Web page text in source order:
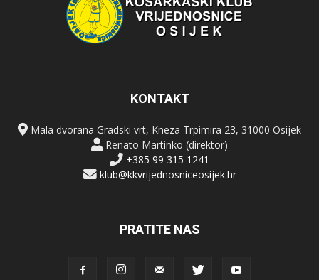
KONTAKT
Mala dvorana Gradski vrt, Kneza Trpimira 23, 31000 Osijek
Renato Martinko (direktor)
+385 99 315 1241
klub@kkvrijednosniceosijek.hr
PRATITE NAS